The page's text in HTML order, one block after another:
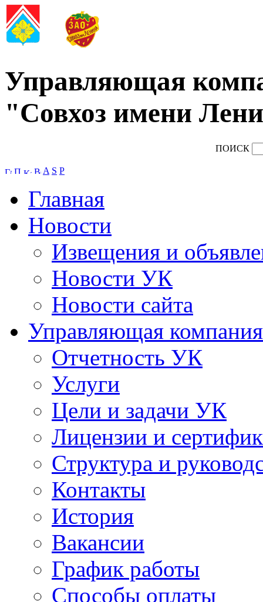
Управляющая
"Совхоз имени
ПОИСК
A S P
Главная
Новости
Извещения и
Новости УК
Новости сайта
Управляющая компания
Отчетность УК
Услуги
Цели и задачи УК
Лицензии и
Структура и
Контакты
История
Вакансии
График работы
Способы оплаты